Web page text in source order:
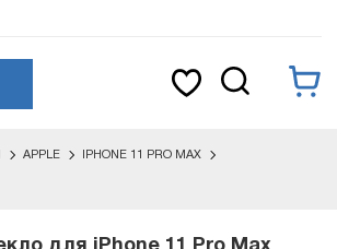
APPLE IPHONE 11 PRO MAX